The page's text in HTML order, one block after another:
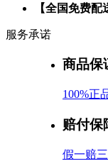
【全国免费配
服务承诺
商品保
100%正
赔付保
假一赔三